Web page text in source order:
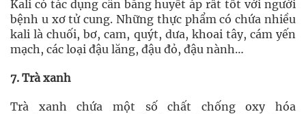
Kali có tác dụng cân bằng huyết áp rất tốt với người
bệnh u xơ tử cung. Những thực phẩm có chứa nhiều
kali là chuối, bơ, cam, quýt, dưa, khoai tây, cám yến
mạch, các loại đậu lăng, đậu đỏ, đậu nành…
7. Trà xanh
Trà xanh chứa một số chất chống oxy hóa